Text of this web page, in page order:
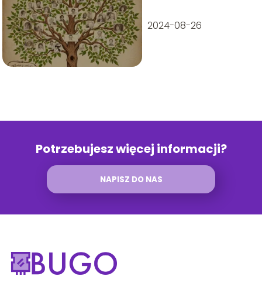
2024-08-26
Potrzebujesz więcej informacji?
NAPISZ DO NAS